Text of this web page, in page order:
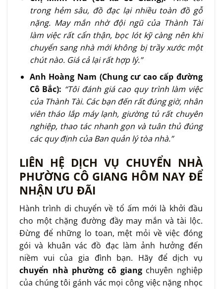
trong hẻm sâu, đồ đạc lại nhiều toàn đồ gỗ
nặng. May mắn nhờ đội ngũ của Thành Tài
làm việc rất cẩn thận, bọc lót kỹ càng nên khi
chuyển sang nhà mới không bị trầy xước một
chút nào. Giá cả lại rất hợp lý.”
Anh Hoàng Nam (Chung cư cao cấp đường
Cô Bắc): “Tôi đánh giá cao quy trình làm việc
của Thành Tài. Các bạn đến rất đúng giờ, nhân
viên tháo lắp máy lạnh, giường tủ rất chuyên
nghiệp, thao tác nhanh gọn và tuân thủ đúng
các quy định của Ban quản lý tòa nhà.”
LIÊN HỆ DỊCH VỤ CHUYỂN NHÀ
PHƯỜNG CÔ GIANG HÔM NAY ĐỂ
NHẬN ƯU ĐÃI
Hành trình di chuyển về tổ ấm mới là khởi đầu
cho một chặng đường đầy may mắn và tài lộc.
Đừng để những lo toan, mệt mỏi về việc đóng
gói và khuân vác đồ đạc làm ảnh hưởng đến
niềm vui của gia đình bạn. Hãy để dịch vụ
chuyển nhà phường cô giangchuyên nghiệp
của chúng tôi gánh vác mọi công việc nặng nhọc